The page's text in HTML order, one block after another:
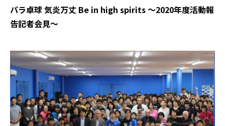
パラ卓球 気炎万丈 Be in high spirits 〜2020年度活動報
告記者会見〜